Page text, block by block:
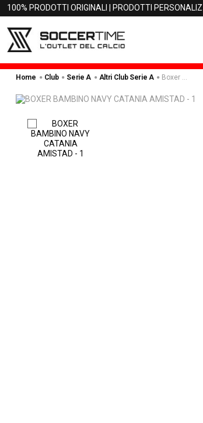
100% PRODOTTI ORIGINALI | PRODOTTI
Home Club Serie A Altri Club Serie A Boxer Bambino Navy Catania